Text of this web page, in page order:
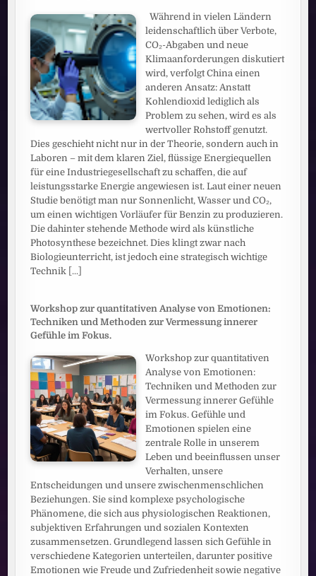
Während in vielen Ländern
leidenschaftlich über Verbote,
CO₂-Abgaben und neue
Klimaanforderungen diskutiert
wird, verfolgt China einen
anderen Ansatz: Anstatt
Kohlendioxid lediglich als
Problem zu sehen, wird es als
wertvoller Rohstoff genutzt.
Dies geschieht nicht nur in der Theorie, sondern auch in
Laboren – mit dem klaren Ziel, flüssige Energiequellen
für eine Industriegesellschaft zu schaffen, die auf
leistungsstarke Energie angewiesen ist. Laut einer neuen
Studie benötigt man nur Sonnenlicht, Wasser und CO₂,
um einen wichtigen Vorläufer für Benzin zu produzieren.
Die dahinter stehende Methode wird als künstliche
Photosynthese bezeichnet. Dies klingt zwar nach
Biologieunterricht, ist jedoch eine strategisch wichtige
Technik [...]
Workshop zur quantitativen Analyse von Emotionen:
Techniken und Methoden zur Vermessung innerer
Gefühle im Fokus.
Workshop zur quantitativen
Analyse von Emotionen:
Techniken und Methoden zur
Vermessung innerer Gefühle
im Fokus. Gefühle und
Emotionen spielen eine
zentrale Rolle in unserem
Leben und beeinflussen unser
Verhalten, unsere
Entscheidungen und unsere zwischenmenschlichen
Beziehungen. Sie sind komplexe psychologische
Phänomene, die sich aus physiologischen Reaktionen,
subjektiven Erfahrungen und sozialen Kontexten
zusammensetzen. Grundlegend lassen sich Gefühle in
verschiedene Kategorien unterteilen, darunter positive
Emotionen wie Freude und Zufriedenheit sowie negative